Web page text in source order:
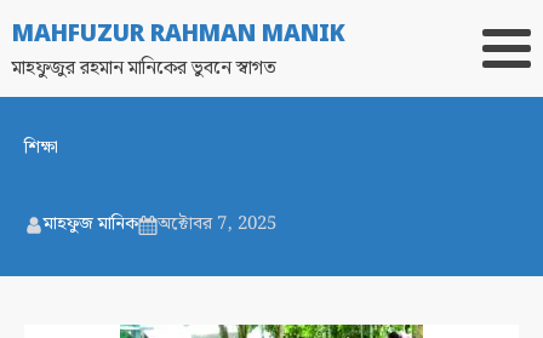
MAHFUZUR RAHMAN MANIK
মাহফুজুর রহমান মানিকের ভুবনে স্বাগত
শিক্ষা
মাহফুজ মানিক অক্টোবর 7, 2025